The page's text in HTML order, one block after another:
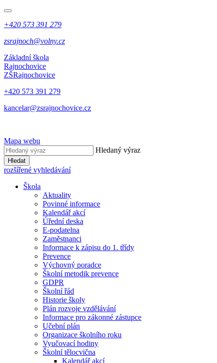
+420 573 391 279
zsrajnoch@volny.cz
Základní škola
Rajnochovice
ZŠRajnochovice
+420 573 391 279
kancelar@zsrajnochovice.cz
Mapa webu
Hledaný výraz
Hledat
rozšířené vyhledávání
Škola
Aktuality
Povinné informace
Kalendář akcí
Úřední deska
E-podatelna
Zaměstnanci
Informace k zápisu do 1. třídy
Prevence
Výchovný poradce
Školní metodik prevence
GDPR
Školní řád
Historie školy
Plán rozvoje vzdělávání
Informace pro zákonné zástupce
Učební plán
Organizace školního roku
Vyučovací hodiny
Školní tělocvična
Kalendář akcí